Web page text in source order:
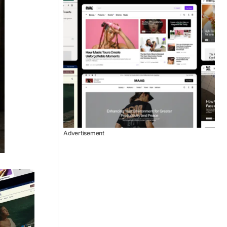
Advertisement